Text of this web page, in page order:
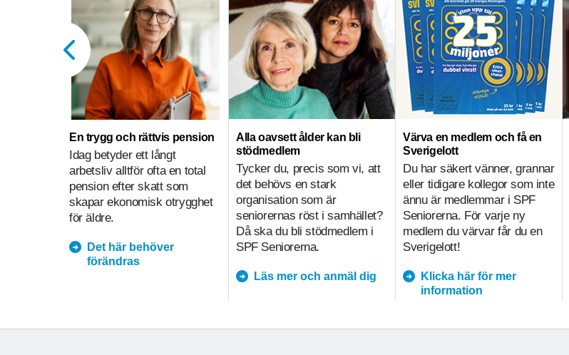
En trygg och rättvis pension
Idag betyder ett långt
arbetsliv alltför ofta en total
pension efter skatt som
skapar ekonomisk otrygghet
för äldre.
Det här behöver
förändras
Alla oavsett ålder kan bli
stödmedlem
Tycker du, precis som vi, att
det behövs en stark
organisation som är
seniorernas röst i samhället?
Då ska du bli stödmedlem i
SPF Seniorerna.
Läs mer och anmäl dig
Värva en medlem och få en
Sverigelott
Du har säkert vänner, grannar
eller tidigare kollegor som inte
ännu är medlemmar i SPF
Seniorerna. För varje ny
medlem du värvar får du en
Sverigelott!
Klicka här för mer
information